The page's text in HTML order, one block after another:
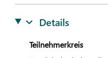
Details
Teilnehmerkreis